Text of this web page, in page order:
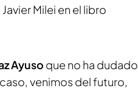
Milei en el libro
Ayuso que no ha dudado
venimos del futuro,